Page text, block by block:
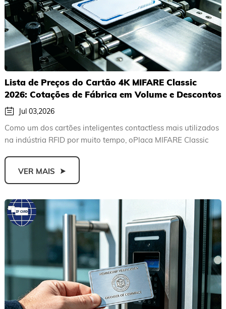
Lista de Preços do Cartão 4K MIFARE Classic
2026: Cotações de Fábrica em Volume e Descontos
em Quantidade Mínima de Pedidos
Jul 03,2026
Como um dos cartões inteligentes contactless mais utilizados
na indústria RFID por muito tempo, oPlaca MIFARE Classic
VER MAIS